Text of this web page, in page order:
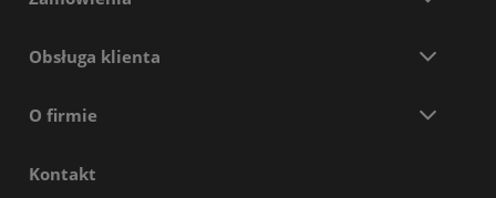
Obsługa klienta
O firmie
Kontakt